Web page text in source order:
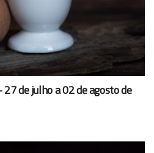
de julho a 02 de agosto de